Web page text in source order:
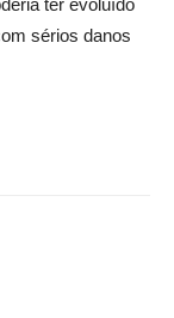
ter evoluído
sérios danos